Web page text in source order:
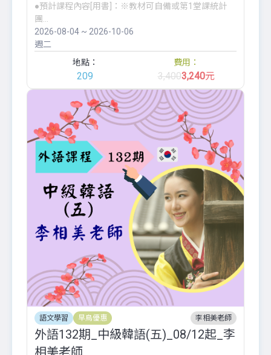
●預計課程內容[用書]：※教材可自備或第1堂課統計
團...
2026-08-04 ~ 2026-10-06
週二
地點：
209
費用：
3,4003,240元
語文學習 早鳥優惠 李相美老師
外語132期_中級韓語(五)_08/12起_李
相美老師